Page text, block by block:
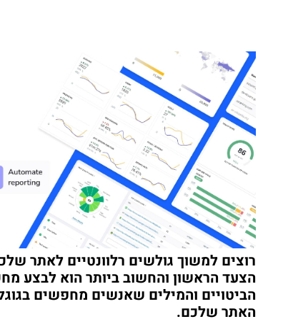
רוצים למשוך גולשים רלוונטיים לאתר
הצעד הראשון והחשוב ביותר הוא לבצע
הביטויים והמילים שאנשים מחפשים
האתר שלכם.